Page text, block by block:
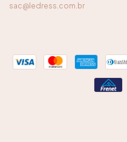
sac@ledress.com.br